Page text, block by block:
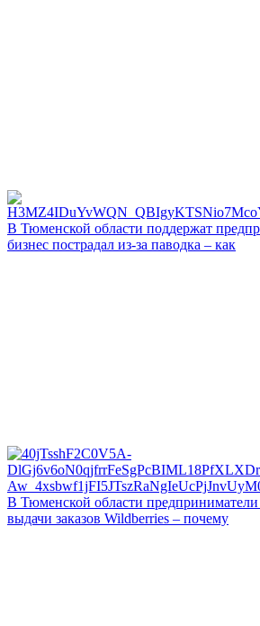
В Тюменской области поддержат
бизнес пострадал из-за паводка – как
В Тюменской области
выдачи заказов Wildberries – почему